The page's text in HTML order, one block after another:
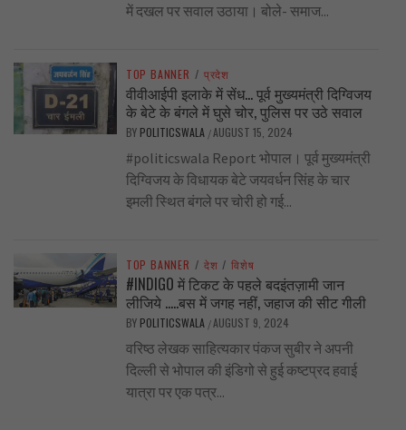
में दखल पर सवाल उठाया। बोले- समाज...
TOP BANNER / प्रदेश
वीवीआईपी इलाके में सेंध… पूर्व मुख्यमंत्री दिग्विजय
के बेटे के बंगले में घुसे चोर, पुलिस पर उठे सवाल
BY POLITICSWALA /AUGUST 15, 2024
#politicswala Report भोपाल। पूर्व मुख्यमंत्री
दिग्विजय के विधायक बेटे जयवर्धन सिंह के चार
इमली स्थित बंगले पर चोरी हो गई...
TOP BANNER / देश / विशेष
#INDIGO में टिकट के पहले बदइंतज़ामी जान
लीजिये …..बस में जगह नहीं, जहाज की सीट गीली
BY POLITICSWALA /AUGUST 9, 2024
वरिष्ठ लेखक साहित्यकार पंकज सुबीर ने अपनी
दिल्ली से भोपाल की इंडिगो से हुई कष्टप्रद हवाई
यात्रा पर एक पत्र...